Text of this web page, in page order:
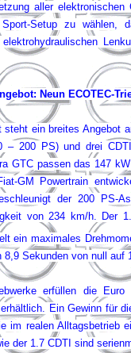
aller
Setup zu wählen,
Neun ECOTEC-
steht ein breites Angebot
– 200 PS) und drei
GTC passen das 147
GM Powertrain
der 200 PS-
von 234 km/h. Der
ein maximales
Sekunden von null auf
erfüllen die
Ein Gewinn für
im realen Alltagsbetrieb
der 1.7 CDTI sind